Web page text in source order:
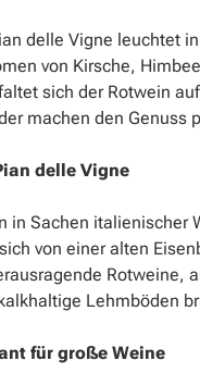
delle Vigne leuchtet
von Kirsche,
sich der Rotwein
machen den Genuss
delle Vigne
in Sachen
von einer alten
Rotweine,
Lehmböden
für große Weine